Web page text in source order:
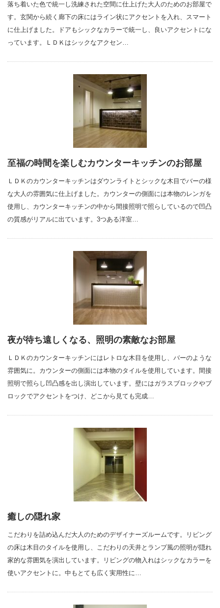
落ち着いた色で統一し洗練された空間に仕上げた大人のためのお部屋で
す。玄関から続く廊下の床にはライン状にアクセントを入れ、スマート
に仕上げました。ドアもシックなカラーで統一し、良いアクセントにな
っています。ＬＤＫはシックなアクセン…
至福の時間を楽しむカウンターキッチンのお部屋
ＬＤＫのカウンターキッチンはダウンライトとシックな木目でバーの様
な大人の雰囲気に仕上げました。カウンターの側面には本物のレンガを
使用し、カウンターキッチンの中から間接照明で照らしているので凹凸
の質感がリアルに出ています。3つある洋室…
夜が待ち遠しくなる、照明の素敵なお部屋
ＬＤＫのカウンターキッチンにはレトロな木目を使用し、バーのような
雰囲気に。カウンターの側面には本物のタイルを使用しています。間接
照明で照らし凹凸感を出し演出しています。壁にはガラスブロックやブ
ロックでアクセントをつけ、どこから見ても完成…
癒しの隠れ家
こだわりを詰め込んだ大人のためのデザイナーズルームです。リビング
の床は木目のタイルを使用し、こだわりの天井とランプ風の照明が隠れ
家的な雰囲気を演出しています。リビングの物入れはシックなカラーを
使いアクセントに。中もとても広く実用性に…